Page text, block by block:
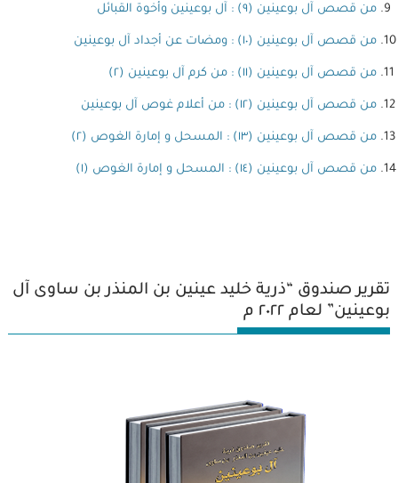
من قصص آل بوعينين (٩) : آل بوعينين وأخوة القبائل
من قصص آل بوعينين (١٠) : ومضات عن أجداد آل بوعينين
من قصص آل بوعينين (١١) : من كرم آل بوعينين (٢)
من قصص آل بوعينين (١٢) : من أعلام غوص آل بوعينين
من قصص آل بوعينين (١٣) : المسحل و إمارة الغوص (٢)
من قصص آل بوعينين (١٤) : المسحل و إمارة الغوص (١)
تقرير صندوق “ذرية خليد عينين بن المنذر بن ساوى آل
بوعينين” لعام ٢٠٢٢ م